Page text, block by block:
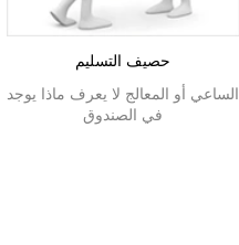
حصيف التسليم
الساعي أو المعالج لا يعرف ماذا يوجد
في الصندوق